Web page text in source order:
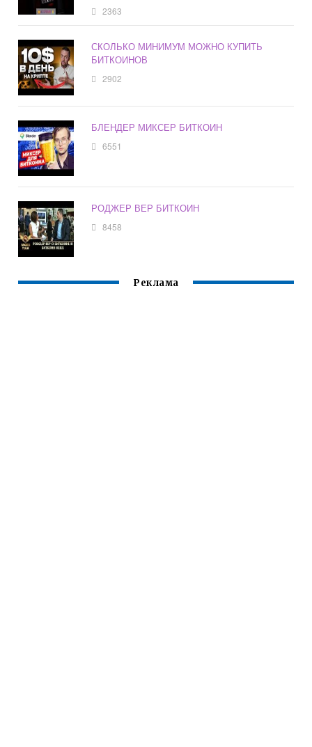
2363
СКОЛЬКО МИНИМУМ МОЖНО КУПИТЬ
БИТКОИНОВ
2902
БЛЕНДЕР МИКСЕР БИТКОИН
6551
РОДЖЕР ВЕР БИТКОИН
8458
Реклама